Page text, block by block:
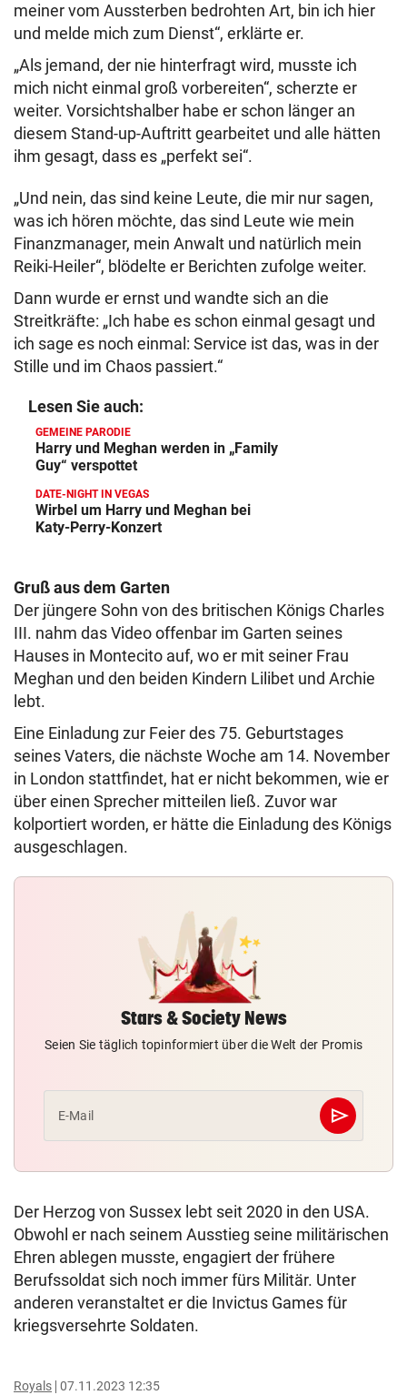
meiner vom Aussterben bedrohten Art, bin ich hier
und melde mich zum Dienst“, erklärte er.
„Als jemand, der nie hinterfragt wird, musste ich
mich nicht einmal groß vorbereiten“, scherzte er
weiter. Vorsichtshalber habe er schon länger an
diesem Stand-up-Auftritt gearbeitet und alle hätten
ihm gesagt, dass es „perfekt sei“.
„Und nein, das sind keine Leute, die mir nur sagen,
was ich hören möchte, das sind Leute wie mein
Finanzmanager, mein Anwalt und natürlich mein
Reiki-Heiler“, blödelte er Berichten zufolge weiter.
Dann wurde er ernst und wandte sich an die
Streitkräfte: „Ich habe es schon einmal gesagt und
ich sage es noch einmal: Service ist das, was in der
Stille und im Chaos passiert.“
Lesen Sie auch:
GEMEINE PARODIE
Harry und Meghan werden in „Family
Guy“ verspottet
DATE-NIGHT IN VEGAS
Wirbel um Harry und Meghan bei
Katy-Perry-Konzert
Gruß aus dem Garten
Der jüngere Sohn von des britischen Königs Charles
III. nahm das Video offenbar im Garten seines
Hauses in Montecito auf, wo er mit seiner Frau
Meghan und den beiden Kindern Lilibet und Archie
lebt.
Eine Einladung zur Feier des 75. Geburtstages
seines Vaters, die nächste Woche am 14. November
in London stattfindet, hat er nicht bekommen, wie er
über einen Sprecher mitteilen ließ. Zuvor war
kolportiert worden, er hätte die Einladung des Königs
ausgeschlagen.
Stars & Society News
Seien Sie täglich topinformiert über die Welt der Promis
E-Mail send
Abschicken
Der Herzog von Sussex lebt seit 2020 in den USA.
Obwohl er nach seinem Ausstieg seine militärischen
Ehren ablegen musste, engagiert der frühere
Berufssoldat sich noch immer fürs Militär. Unter
anderen veranstaltet er die Invictus Games für
kriegsversehrte Soldaten.
Royals 07.11.2023 12:35